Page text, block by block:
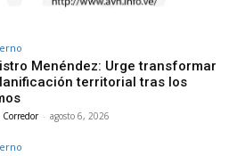
Menéndez: Urge transformar
territorial tras los
Corredor - agosto 6, 2026